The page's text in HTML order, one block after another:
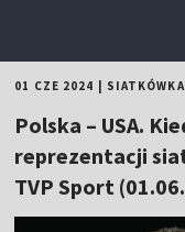
01 CZE 2024 SIATKÓWKA
Polska – USA.
reprezentacji
TVP Sport